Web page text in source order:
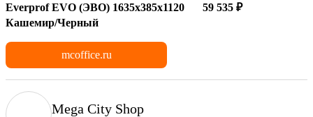
Everprof EVO (ЭВО) 1635x385x1120
Кашемир/Черный
59 535 ₽
mcoffice.ru
Mega City Shop